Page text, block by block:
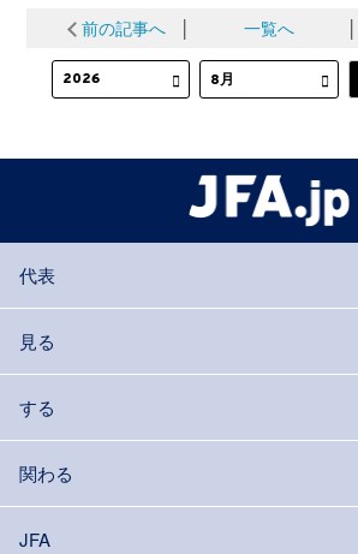
前の記事へ 一覧へ
代表
見る
する
関わる
JFA